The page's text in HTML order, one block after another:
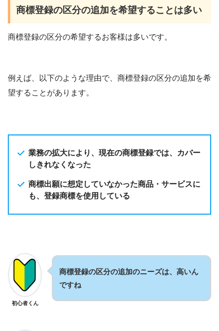
商標登録の区分の追加を希望することは多い
商標登録の区分の希望するお客様は多いです。
例えば、以下のような理由で、商標登録の区分の追加を希
望することがあります。
業務の拡大により、現在の商標登録では、カバー
しきれなくなった
商標出願に想定していなかった商品・サービスに
も、登録商標を使用している
初心者くん
商標登録の区分の追加のニーズは、高いん
ですね